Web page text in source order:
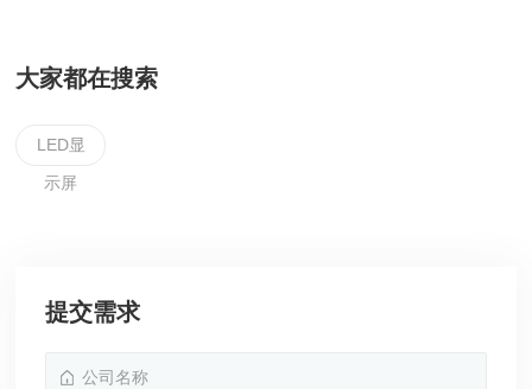
大家都在搜索
LED显
示屏
提交需求